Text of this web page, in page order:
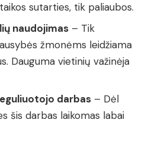
sutarties, tik paliaubos.
naudojimas – Tik
žmonėms leidžiama
Dauguma vietinių važinėja
darbas – Dėl
šis darbas laikomas labai